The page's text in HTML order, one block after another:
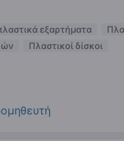
εξαρτήματα
Πλαστικοί δίσκοι